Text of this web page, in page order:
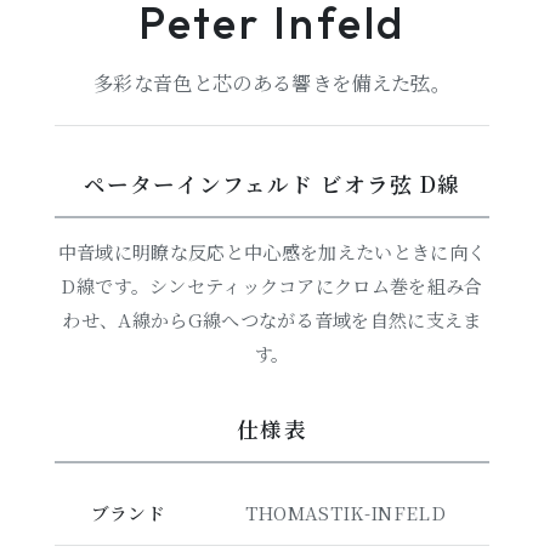
Peter Infeld
多彩な音色と芯のある響きを備えた弦。
ペーターインフェルド ビオラ弦 D線
中音域に明瞭な反応と中心感を加えたいときに向く
D線です。シンセティックコアにクロム巻を組み合
わせ、A線からG線へつながる音域を自然に支えま
す。
仕様表
ブランド THOMASTIK-INFELD